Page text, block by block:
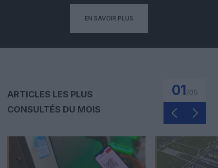
EN SAVOIR PLUS
ARTICLES LES PLUS
CONSULTÉS DU MOIS
01